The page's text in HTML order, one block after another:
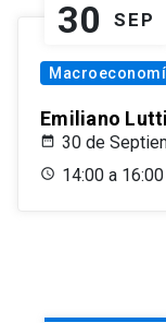
30 SEP
Emiliano
30 de
14:00 a 16:00